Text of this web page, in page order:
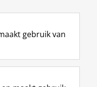
L
i
R
S
I
n
Y
o
gebruik van